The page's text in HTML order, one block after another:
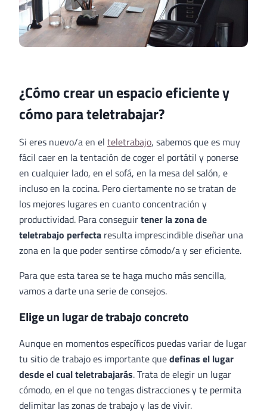
¿Cómo crear un espacio eficiente y
cómo para teletrabajar?
Si eres nuevo/a en el teletrabajo, sabemos que es muy
fácil caer en la tentación de coger el portátil y ponerse
en cualquier lado, en el sofá, en la mesa del salón, e
incluso en la cocina. Pero ciertamente no se tratan de
los mejores lugares en cuanto concentración y
productividad. Para conseguirtener la zona de
teletrabajo perfecta resulta imprescindible diseñar una
zona en la que poder sentirse cómodo/a y ser eficiente.
Para que esta tarea se te haga mucho más sencilla,
vamos a darte una serie de consejos.
Elige un lugar de trabajo concreto
Aunque en momentos específicos puedas variar de lugar
tu sitio de trabajo es importante quedefinas el lugar
desde el cual teletrabajarás. Trata de elegir un lugar
cómodo, en el que no tengas distracciones y te permita
delimitar las zonas de trabajo y las de vivir.